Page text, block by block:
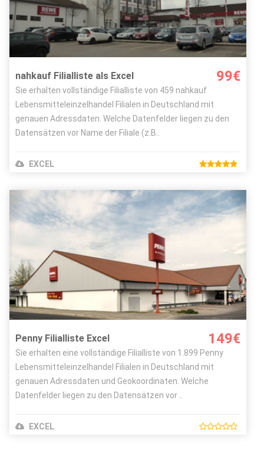
Bild Autor: ErsetzbarLizenz:CC-BY-SA-4.0
nahkauf Filialliste als Excel 99€
Sie erhalten vollständige Filialliste von 459 nahkauf
Lebensmitteleinzelhandel Filialen in Deutschland mit
genauen Adressdaten. Welche Datenfelder liegen zu den
Datensätzen vor Name der Filiale (z.B..
EXCEL
Details ansehen
Rewe GroupLizenz: CC-BY-SA-4.0
Penny Filialliste Excel 149€
Sie erhalten eine vollständige Filialliste von 1.899 Penny
Lebensmitteleinzelhandel Filialen in Deutschland mit
genauen Adressdaten und Geokoordinaten. Welche
Datenfelder liegen zu den Datensätzen vor ..
EXCEL